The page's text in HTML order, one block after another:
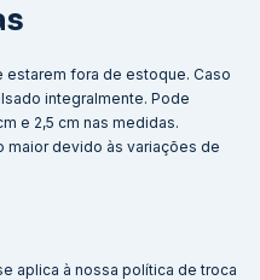
fora de estoque. Caso
integralmente. Pode
e 2,5 cm nas medidas.
maior devido às variações de
aplica à nossa política de troca